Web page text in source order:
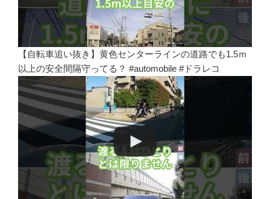
【自転車追い抜き】黄色センターラインの道路でも1.5ｍ
以上の安全間隔守ってる？ #automobile #ドラレコ